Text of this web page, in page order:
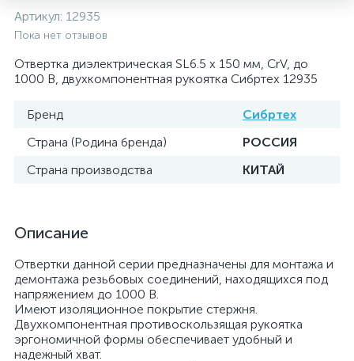
Артикул: 12935
Пока нет отзывов
Отвертка диэлектрическая SL6.5 х 150 мм, CrV, до
1000 В, двухкомпонентная рукоятка Сибртех 12935
Бренд
Сибртех
Страна (Родина бренда)
РОССИЯ
Страна производства
КИТАЙ
Описание
Отвертки данной серии предназначены для монтажа и
демонтажа резьбовых соединений, находящихся под
напряжением до 1000 В.
Имеют изоляционное покрытие стержня.
Двухкомпонентная противоскользящая рукоятка
эргономичной формы обеспечивает удобный и
надежный хват.